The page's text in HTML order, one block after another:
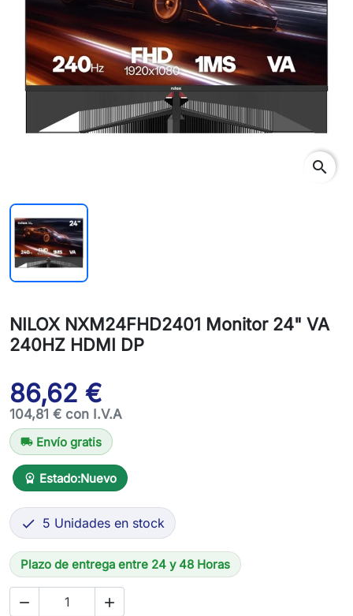
search
NILOX NXM24FHD2401 Monitor 24" VA
240HZ HDMI DP
86,62 €
104,81 € con I.V.A
local_shipping Envío gratis
workspace_premium Estado:Nuevo
 5 Unidades en stock
Plazo de entrega entre 24 y 48 Horas
 